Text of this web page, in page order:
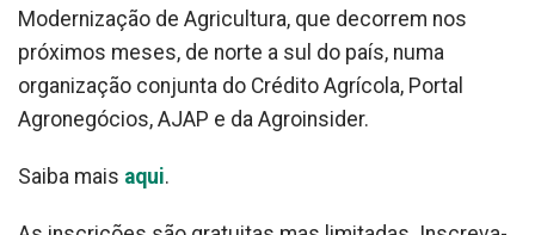
Modernização de Agricultura, que decorrem nos
próximos meses, de norte a sul do país, numa
organização conjunta do Crédito Agrícola, Portal
Agronegócios, AJAP e da Agroinsider.
Saiba mais aqui.